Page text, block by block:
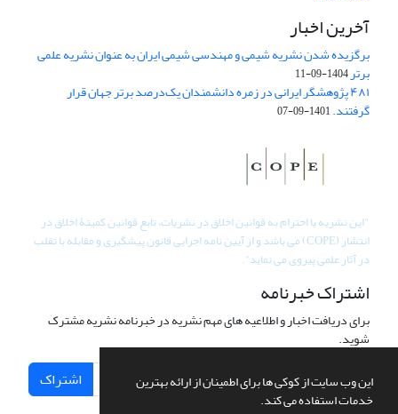
این وب سایت از کوکی ها برای اطمینان از ارائه بهترین
خدمات استفاده می کند.
آخرین اخبار
برگزیده شدن نشریه شیمی و مهندسی شیمی ایران به عنوان نشریه علمی
برتر1404-09-11
۴۸۱ پژوهشگر ایرانی در زمره دانشمندان یک‌درصد برتر جهان قرار
گرفتند.1401-09-07
"این نشریه با احترام به قوانین اخلاق در نشریات، تابع قوانین کمیتۀ اخلاق در
انتشار (COPE) می باشد و از آیین نامه اجرایی قانون پیشگیری و مقابله با تقلب
در آثار علمی پیروی می نماید".
اشتراک خبرنامه
برای دریافت اخبار و اطلاعیه های مهم نشریه در خبرنامه نشریه مشترک
شوید.
اشتراک